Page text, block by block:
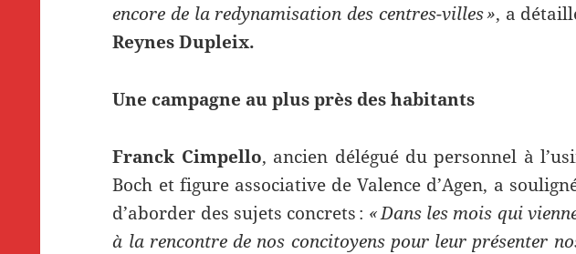
encore de la redynamisation des centres-villes », a
Reynes Dupleix.
Une campagne au plus près des habitants
Franck Cimpello, ancien délégué du personnel à
Boch et figure associative de Valence d’Agen, a
d’aborder des sujets concrets : « Dans les mois qui
à la rencontre de nos concitoyens pour leur présenter